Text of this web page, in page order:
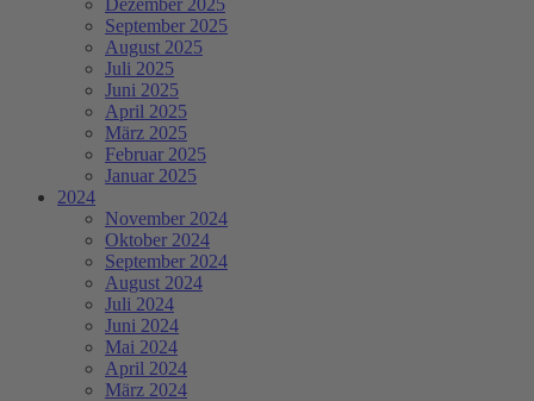
September 2025
August 2025
Juli 2025
Juni 2025
April 2025
März 2025
Februar 2025
Januar 2025
2024
November 2024
Oktober 2024
September 2024
August 2024
Juli 2024
Juni 2024
Mai 2024
April 2024
März 2024